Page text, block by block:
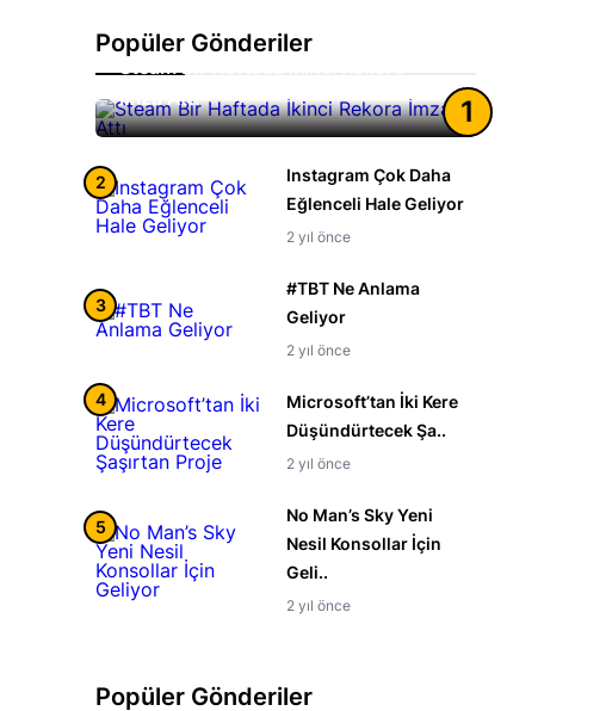
Popüler Gönderiler
1
Steam Bir Haftada İkinci Rekora
İmza Attı
2
Instagram Çok Daha
Eğlenceli Hale Geliyor
2 yıl önce
3
#TBT Ne Anlama
Geliyor
2 yıl önce
4
Microsoft’tan İki Kere
Düşündürtecek Şa..
2 yıl önce
5
No Man’s Sky Yeni
Nesil Konsollar İçin
Geli..
2 yıl önce
Popüler Gönderiler